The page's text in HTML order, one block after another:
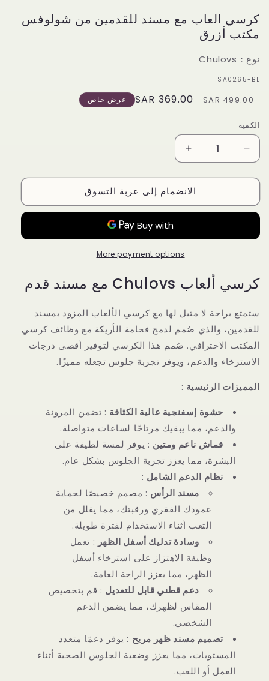
كرسي العاب مع مسند للقدمين من شولوفس
مكتب أزرق
نوع：Chulovs
سكو:
SA0265-BL
Regular
499.00 SAR
Sale
369.00 SAR عرض خاص
الكمية
Decrease
quantity
for
العاب
شولوفس
مكتب
Increase
quantity
for
كرسي
العاب
مسند
من
مكتب
الانضمام إلى عربة التسوق
More payment options
كرسي ألعاب Chulovs مع مسند قدم
ستمتع براحة لا مثيل لها مع كرسي الألعاب المزود بمسند
للقدمين، والذي صُمم لدمج فخامة الأريكة مع وظائف كرسي
المكتب الاحترافي. صُمم هذا الكرسي لتوفير أقصى درجات
الاسترخاء والدعم، ويوفر تجربة جلوس تجعله مميزًا.
المميزات الرئيسية :
حشوة إسفنجية عالية الكثافة : تضمن المرونة
والدعم، مما يبقيك مرتاحًا لساعات متواصلة.
قماش ناعم ومتين : يوفر لمسة لطيفة على
البشرة، مما يعزز تجربة الجلوس بشكل عام.
نظام الدعم الشامل :
مسند الرأس : مصمم خصيصًا لحماية
عمودك الفقري ورقبتك، مما يقلل من
التعب أثناء الاستخدام لفترة طويلة.
وسادة تدليك أسفل الظهر : تعمل
وظيفة الاهتزاز على استرخاء أسفل
الظهر، مما يعزز الراحة العامة.
دعم قطني قابل للتعديل : قم بتخصيص
المقاس لظهرك، مما يضمن الدعم
الشخصي.
تصميم مسند ظهر مريح : يوفر دعمًا متعدد
المستويات، مما يعزز وضعية الجلوس الصحية أثناء
العمل أو اللعب.